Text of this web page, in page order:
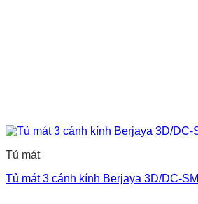
Tủ mát
Tủ mát 3 cánh kính Berjaya 3D/DC-SM